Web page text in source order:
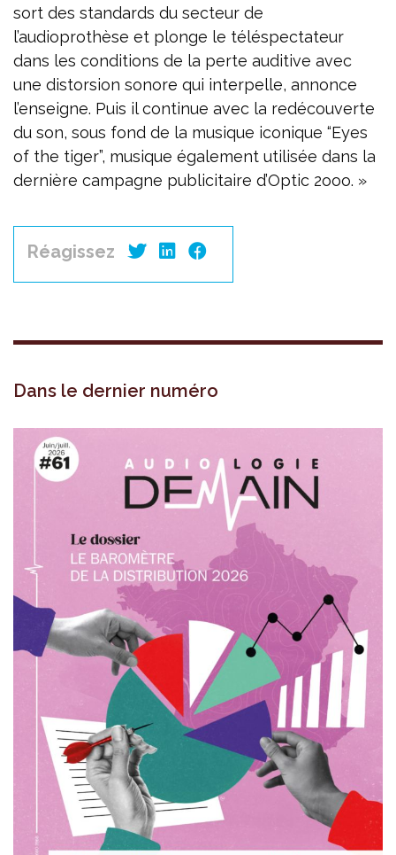
sort des standards du secteur de
l’audioprothèse et plonge le téléspectateur
dans les conditions de la perte auditive avec
une distorsion sonore qui interpelle, annonce
l’enseigne. Puis il continue avec la redécouverte
du son, sous fond de la musique iconique “Eyes
of the tiger”, musique également utilisée dans la
dernière campagne publicitaire d’Optic 2ooo. »
Réagissez
Dans le dernier numéro